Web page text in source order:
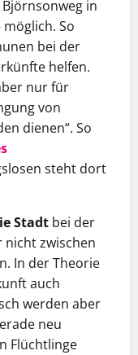
in
So
bei der
helfen.
nur für
von
dienen“. So
steht dort
Stadt bei der
zwischen
In der Theorie
auch
werden aber
neu
Flüchtlinge